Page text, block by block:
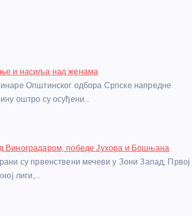
и насиља над женама
Општинског одбора Српске напредне
оштро су осуђени…
Виноградаром, победе Јухора и Бошњана
су првенствени мечеви у Зони Запад, Првој
лиги,…